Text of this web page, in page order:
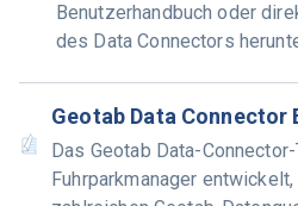
Benutzerhandbuch oder
des Data Connectors
Geotab Data Connector
Das Geotab Data-
Fuhrparkmanager